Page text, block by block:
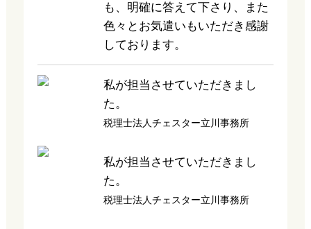
も、明確に答えて下さり、また
色々とお気遣いもいただき感謝
しております。
私が担当させていただきまし
た。
税理士法人チェスター立川事務所
私が担当させていただきまし
た。
税理士法人チェスター立川事務所